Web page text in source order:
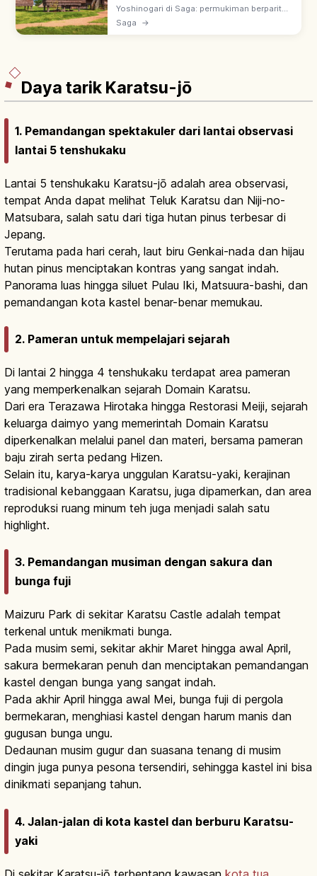
Jepang, Spot Utama
Yoshinogari di Saga: permukiman berparit
zaman Yayoi terbesar Jepang (~500 SM-
300 M). Situs Bersejarah Khusus Nasional;
Saga →
Daya tarik Karatsu-jō
1. Pemandangan spektakuler dari lantai observasi
lantai 5 tenshukaku
Lantai 5 tenshukaku Karatsu-jō adalah area observasi,
tempat Anda dapat melihat Teluk Karatsu dan Niji-no-
Matsubara, salah satu dari tiga hutan pinus terbesar di
Jepang.
Terutama pada hari cerah, laut biru Genkai-nada dan hijau
hutan pinus menciptakan kontras yang sangat indah.
Panorama luas hingga siluet Pulau Iki, Matsuura-bashi, dan
pemandangan kota kastel benar-benar memukau.
2. Pameran untuk mempelajari sejarah
Di lantai 2 hingga 4 tenshukaku terdapat area pameran
yang memperkenalkan sejarah Domain Karatsu.
Dari era Terazawa Hirotaka hingga Restorasi Meiji, sejarah
keluarga daimyo yang memerintah Domain Karatsu
diperkenalkan melalui panel dan materi, bersama pameran
baju zirah serta pedang Hizen.
Selain itu, karya-karya unggulan Karatsu-yaki, kerajinan
tradisional kebanggaan Karatsu, juga dipamerkan, dan area
reproduksi ruang minum teh juga menjadi salah satu
highlight.
3. Pemandangan musiman dengan sakura dan
bunga fuji
Maizuru Park di sekitar Karatsu Castle adalah tempat
terkenal untuk menikmati bunga.
Pada musim semi, sekitar akhir Maret hingga awal April,
sakura bermekaran penuh dan menciptakan pemandangan
kastel dengan bunga yang sangat indah.
Pada akhir April hingga awal Mei, bunga fuji di pergola
bermekaran, menghiasi kastel dengan harum manis dan
gugusan bunga ungu.
Dedaunan musim gugur dan suasana tenang di musim
dingin juga punya pesona tersendiri, sehingga kastel ini bisa
dinikmati sepanjang tahun.
4. Jalan-jalan di kota kastel dan berburu Karatsu-
yaki